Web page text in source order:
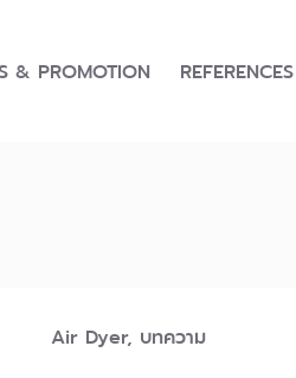
& PROMOTION REFERENCES
Air Dyer, บทความ